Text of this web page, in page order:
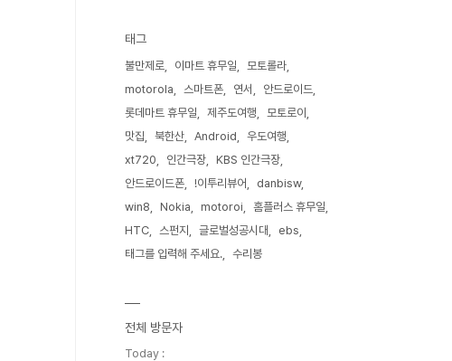
태그
불만제로 이마트 휴무일
모토롤라
motorola
스마트폰 연서
안드로이드
롯데마트 휴무일
제주도여행
모토로이
맛집
북한산 Android
우도여행
xt720
인간극장
KBS 인간극장
안드로이드폰
!이투리뷰어
danbisw
win8
Nokia motoroi
홈플러스 휴무일
HTC
스펀지 글로벌성공시대
ebs
태그를 입력해 주세요.
수리봉
전체 방문자
Today :